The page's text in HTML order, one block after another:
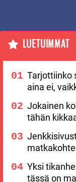
LUETUIMMAT
Tarjottiinko
aina ei,
Jokainen
tähän
Yksi
tässä on